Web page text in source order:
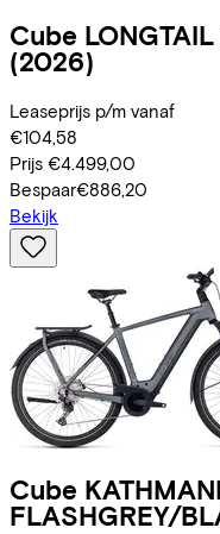
Cube
(2026)
Leaseprijs p/m vanaf
€104,58
Prijs €4.499,00
Bespaar€886,20
Bekijk
Cube
FLASHGREY/